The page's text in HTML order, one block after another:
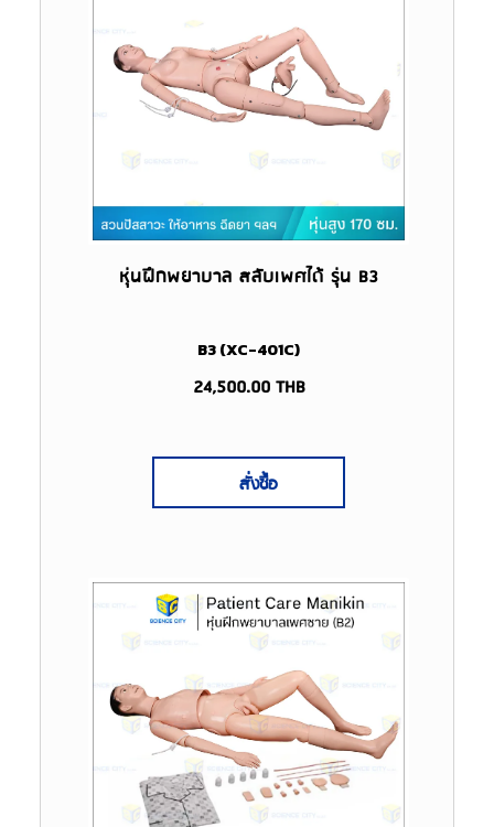
หุ่นฝึกพยาบาล สลับเพศได้ รุ่น B3
B3 (XC-401C)
24,500.00THB
สั่งซื้อ